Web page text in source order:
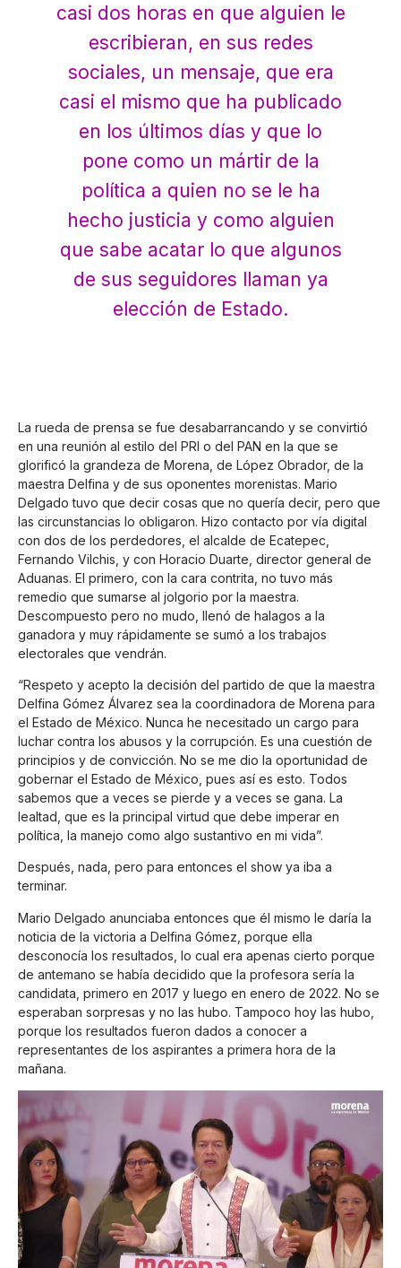
casi dos horas en que alguien le
escribieran, en sus redes
sociales, un mensaje, que era
casi el mismo que ha publicado
en los últimos días y que lo
pone como un mártir de la
política a quien no se le ha
hecho justicia y como alguien
que sabe acatar lo que algunos
de sus seguidores llaman ya
elección de Estado.
La rueda de prensa se fue desabarrancando y se convirtió
en una reunión al estilo del PRI o del PAN en la que se
glorificó la grandeza de Morena, de López Obrador, de la
maestra Delfina y de sus oponentes morenistas. Mario
Delgado tuvo que decir cosas que no quería decir, pero que
las circunstancias lo obligaron. Hizo contacto por vía digital
con dos de los perdedores, el alcalde de Ecatepec,
Fernando Vilchis, y con Horacio Duarte, director general de
Aduanas. El primero, con la cara contrita, no tuvo más
remedio que sumarse al jolgorio por la maestra.
Descompuesto pero no mudo, llenó de halagos a la
ganadora y muy rápidamente se sumó a los trabajos
electorales que vendrán.
“Respeto y acepto la decisión del partido de que la maestra
Delfina Gómez Álvarez sea la coordinadora de Morena para
el Estado de México. Nunca he necesitado un cargo para
luchar contra los abusos y la corrupción. Es una cuestión de
principios y de convicción. No se me dio la oportunidad de
gobernar el Estado de México, pues así es esto. Todos
sabemos que a veces se pierde y a veces se gana. La
lealtad, que es la principal virtud que debe imperar en
política, la manejo como algo sustantivo en mi vida”.
Después, nada, pero para entonces el show ya iba a
terminar.
Mario Delgado anunciaba entonces que él mismo le daría la
noticia de la victoria a Delfina Gómez, porque ella
desconocía los resultados, lo cual era apenas cierto porque
de antemano se había decidido que la profesora sería la
candidata, primero en 2017 y luego en enero de 2022. No se
esperaban sorpresas y no las hubo. Tampoco hoy las hubo,
porque los resultados fueron dados a conocer a
representantes de los aspirantes a primera hora de la
mañana.